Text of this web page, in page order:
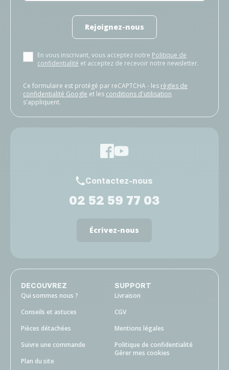
Rejoignez-nous
En vous inscrivant, vous acceptez notre Politique de
confidentialité et acceptez de recevoir notre newsletter.
Ce formulaire est protégé par reCAPTCHA - les règles de
confidentialité Google et les conditions d'utilisation
s'appliquent.
Contactez-nous
02 52 59 77 03
Écrivez-nous
DECOUVREZ
Qui sommes nous ?
Conseils et astuces
Pièces détachées
Suivre une commande
Plan du site
SUPPORT
Livraison
CGV
Mentions légales
Politique de confidentialité
Gérer mes cookies